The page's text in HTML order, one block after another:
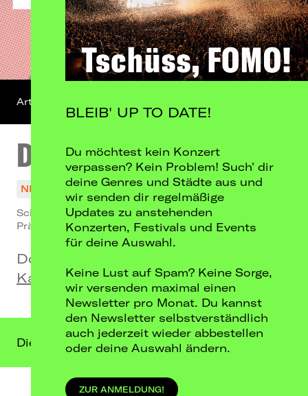
DIFFUSION
NICHT MEHR VERFÜGBAR
Schlotte & Laurin // OSWALD
Präsentiert von: DIFFUS
Do, 03.04.25
Kalif Storch, Erfurt
Artist-Profil
Dieser Termin liegt in der Vergangenheit.
BLEIB' UP TO DATE!
Du möchtest kein Konzert
verpassen? Kein Problem! Such' dir
deine Genres und Städte aus und
wir senden dir regelmäßige
Updates zu anstehenden
Konzerten, Festivals und Events
für deine Auswahl.
Keine Lust auf Spam? Keine Sorge,
wir versenden maximal einen
Newsletter pro Monat. Du kannst
den Newsletter selbstverständlich
auch jederzeit wieder abbestellen
oder deine Auswahl ändern.
ZUR ANMELDUNG!